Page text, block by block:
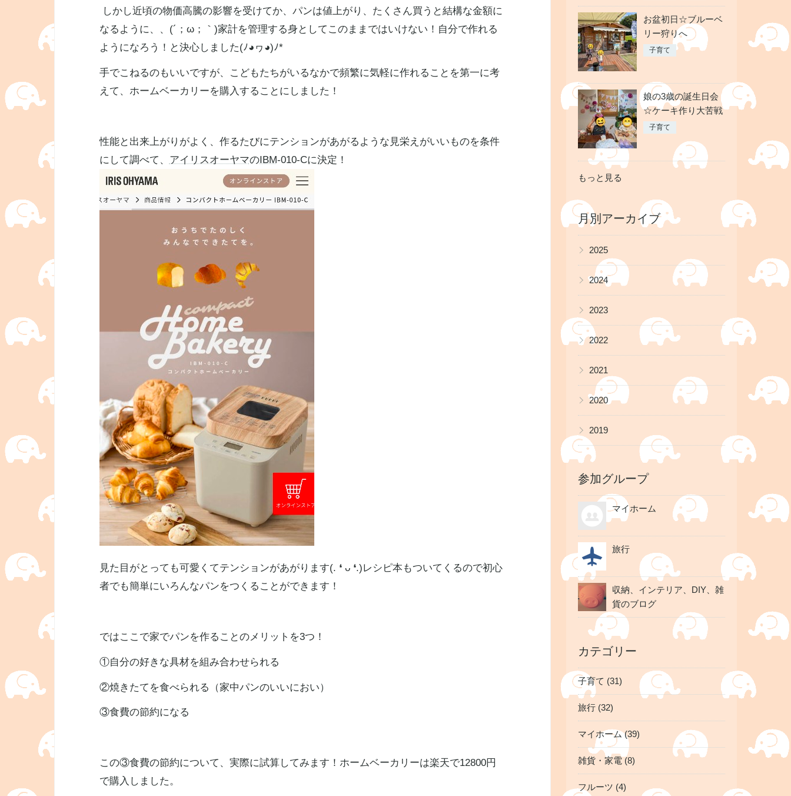
しかし近頃の物価高騰の影響を受けてか、パンは値上がり、たくさん買うと結構な金額に
なるように、、(⁠´⁠；⁠ω⁠；⁠｀⁠)家計を管理する身としてこのままではいけない！自分で作れる
ようになろう！と決心しました(⁠ﾉ⁠◕⁠ヮ⁠◕⁠)⁠ﾉ⁠*⁠
手でこねるのもいいですが、こどもたちがいるなかで頻繁に気軽に作れることを第一に考
えて、ホームベーカリーを購入することにしました！
性能と出来上がりがよく、作るたびにテンションがあがるような見栄えがいいものを条件
にして調べて、 アイリスオーヤマのIBM-010-Cに決定！
見た目がとっても可愛くてテンションがあがります(⁠.⁠ ⁠❛⁠ ⁠ᴗ⁠ ⁠❛⁠.⁠)レシピ本もついてくるので初心
者でも簡単にいろんなパンをつくることができます！
ではここで家でパンを作ることのメリットを3つ！
①自分の好きな具材を組み合わせられる
②焼きたてを食べられる（家中パンのいいにおい）
③食費の節約になる
この③食費の節約について、実際に試算してみます！ホームベーカリーは楽天で12800円
で購入しました。
お盆初日☆ブルーベ
リー狩りへ
子育て
娘の3歳の誕生日会
☆ケーキ作り大苦戦
子育て
もっと見る
月別アーカイブ
▶ 2025
▶ 2024
▶ 2023
▶ 2022
▶ 2021
▶ 2020
▶ 2019
参加グループ
マイホーム
旅行
収納、インテリア、DIY、雑
貨のブログ
カテゴリー
子育て (31)
旅行 (32)
マイホーム (39)
雑貨・家電 (8)
フルーツ (4)